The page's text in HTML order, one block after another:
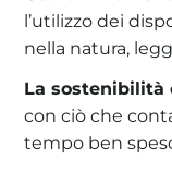
l’utilizzo dei
nella natura,
La sostenibilità
con ciò che
tempo ben